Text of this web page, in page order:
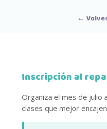
←
Inscripción al
Organiza el mes de julio
clases que mejor